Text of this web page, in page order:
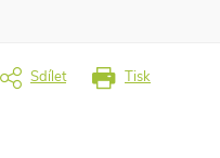
Tisk
Sdílet